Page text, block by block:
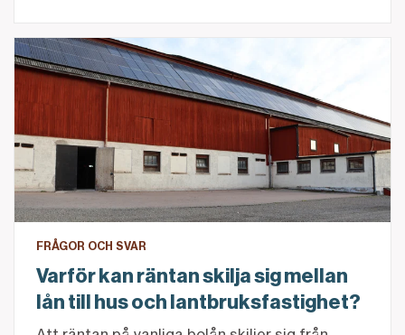
Varför kan räntan skilja sig mellan lån till hus och
FRÅGOR OCH SVAR
Varför kan räntan skilja sig mellan
lån till hus och lantbruksfastighet?